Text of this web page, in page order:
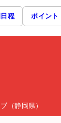
程 ポイント
（静岡県）